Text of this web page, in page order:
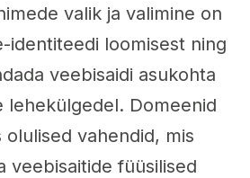
valik ja valimine on
identiteedi loomisest ning
veebisaidi asukohta
lehekülgedel. Domeenid
vahendid, mis
veebisaitide füüsilised